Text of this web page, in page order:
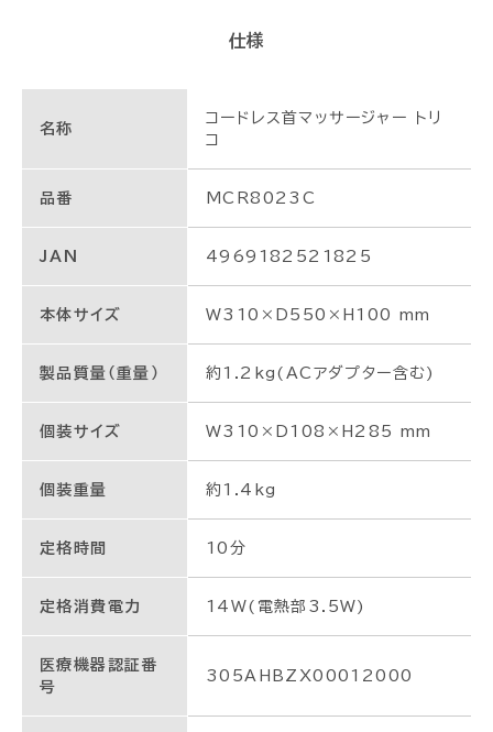
仕様
名称
コードレス首マッサージャー トリ
コ
品番 MCR8023C
JAN 4969182521825
本体サイズ W310×D550×H100 mm
製品質量（重量） 約1.2kg(ACアダプター含む)
個装サイズ W310×D108×H285 mm
個装重量 約1.4kg
定格時間 10分
定格消費電力 14W(電熱部3.5W)
医療機器認証番
号
305AHBZX00012000